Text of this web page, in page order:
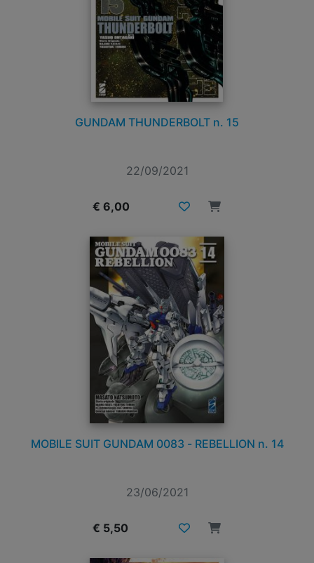
GUNDAM THUNDERBOLT n. 15
22/09/2021
€ 6,00
MOBILE SUIT GUNDAM 0083 - REBELLION n. 14
23/06/2021
€ 5,50